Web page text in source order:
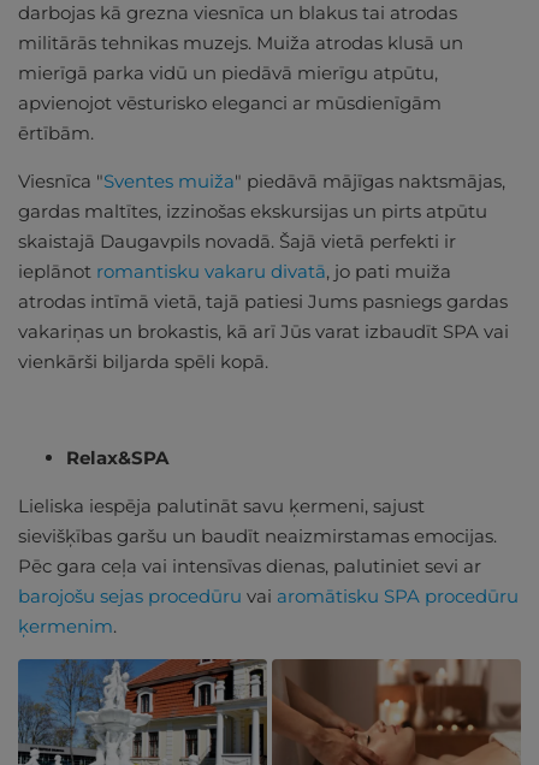
darbojas kā grezna viesnīca un blakus tai atrodas
militārās tehnikas muzejs. Muiža atrodas klusā un
mierīgā parka vidū un piedāvā mierīgu atpūtu,
apvienojot vēsturisko eleganci ar mūsdienīgām
ērtībām.
Viesnīca "Sventes muiža" piedāvā mājīgas naktsmājas,
gardas maltītes, izzinošas ekskursijas un pirts atpūtu
skaistajā Daugavpils novadā. Šajā vietā perfekti ir
ieplānot romantisku vakaru divatā, jo pati muiža
atrodas intīmā vietā, tajā patiesi Jums pasniegs gardas
vakariņas un brokastis, kā arī Jūs varat izbaudīt SPA vai
vienkārši biljarda spēli kopā.
Relax&SPA
Lieliska iespēja palutināt savu ķermeni, sajust
sievišķības garšu un baudīt neaizmirstamas emocijas.
Pēc gara ceļa vai intensīvas dienas, palutiniet sevi ar
barojošu sejas procedūru vai aromātisku SPA procedūru
ķermenim.